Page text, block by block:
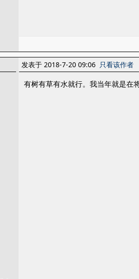
发表于 2018-7-20 09:06 只看该作者
有树有草有水就行。我当年就是